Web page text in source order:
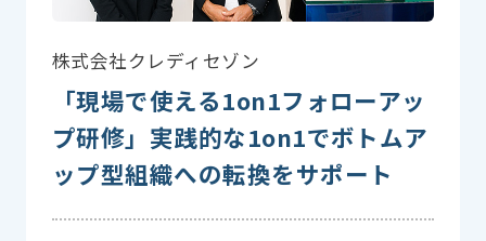
株式会社クレディセゾン
「現場で使える1on1フォローアッ
プ研修」実践的な1on1でボトムア
ップ型組織への転換をサポート